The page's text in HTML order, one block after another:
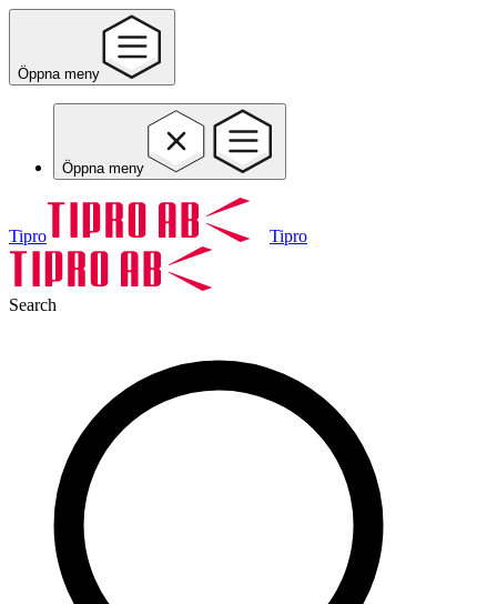
Öppna meny
Öppna meny
Tipro Tipro
Search